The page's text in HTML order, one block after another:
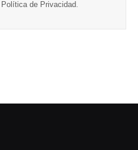
Política de Privacidad.